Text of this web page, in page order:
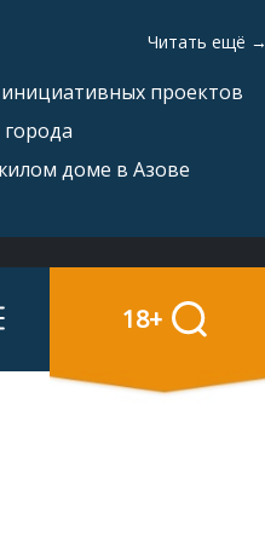
Читать ещё →
проектов
доме в Азове
18+